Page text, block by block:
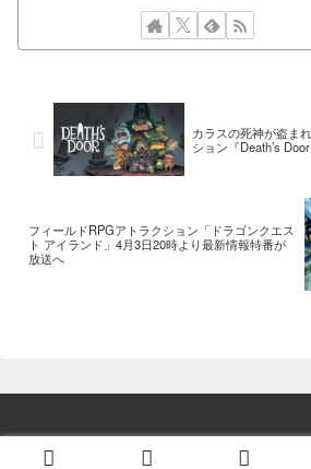
カラスの死神が盗ま
ション『Death’s
フィールドRPGアトラクション「ドラゴンクエス
ト アイランド」4月3日20時より最新情報特番が
放送へ
© 2014 ゲーム情報！ゲーム